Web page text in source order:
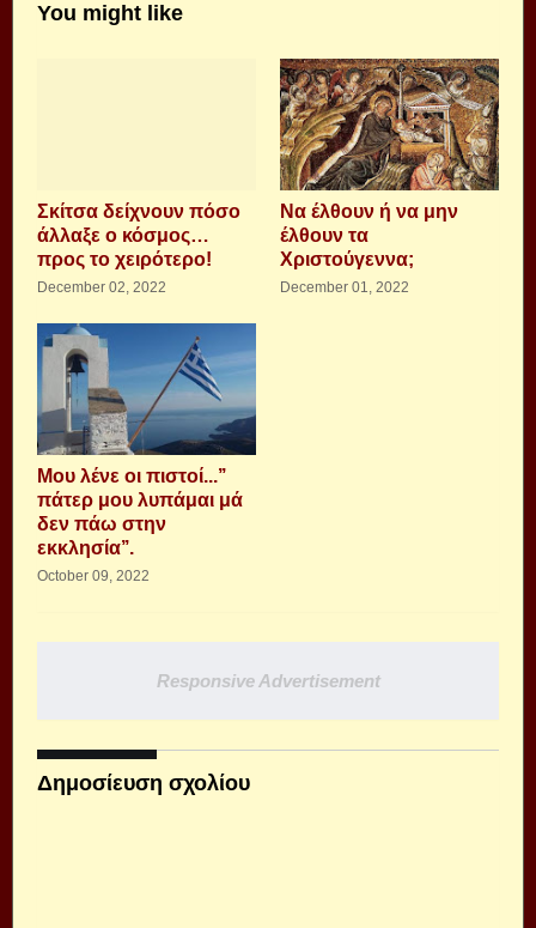
You might like
Σκίτσα δείχνουν πόσο
άλλαξε ο κόσμος…
προς το χειρότερο!
December 02, 2022
Να έλθουν ή να μην
έλθουν τα
Χριστούγεννα;
December 01, 2022
Μου λένε οι πιστοί...’’
πάτερ μου λυπάμαι μά
δεν πάω στην
εκκλησία’’.
October 09, 2022
Responsive Advertisement
Δημοσίευση σχολίου